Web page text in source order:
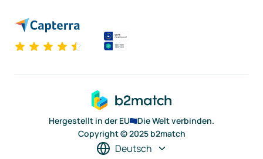
Hergestellt in der EU
Die Welt verbinden.
Copyright © 2025 b2match
Deutsch